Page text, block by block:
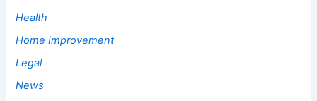
Health
Home Improvement
Legal
News